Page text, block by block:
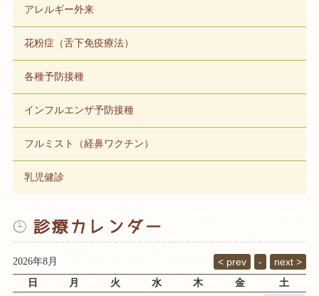
アレルギー外来
花粉症（舌下免疫療法）
各種予防接種
インフルエンザ予防接種
フルミスト（経鼻ワクチン）
乳児健診
2026年8月
日
月 火 水 木 金
土